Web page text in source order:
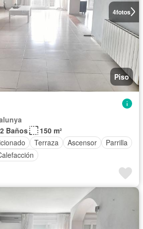
4fotos
Piso
2 Baños
150 m²
Terraza Ascensor
Parrilla